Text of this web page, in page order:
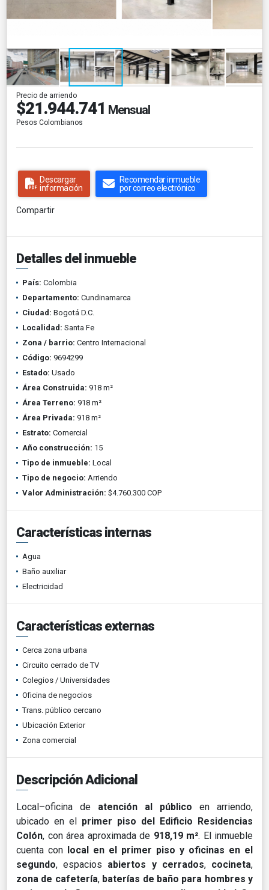
Precio de arriendo
$21.944.741 Mensual
Pesos Colombianos
Descargar
información
Recomendar inmueble
por correo electrónico
Compartir
Detalles del inmueble
País: Colombia
Departamento: Cundinamarca
Ciudad: Bogotá D.C.
Localidad: Santa Fe
Zona / barrio: Centro Internacional
Código: 9694299
Estado: Usado
Área Construida: 918 m²
Área Terreno: 918 m²
Área Privada: 918 m²
Estrato: Comercial
Año construcción: 15
Tipo de inmueble: Local
Tipo de negocio: Arriendo
Valor Administración: $4.760.300 COP
Características internas
Agua
Baño auxiliar
Electricidad
Características externas
Cerca zona urbana
Circuito cerrado de TV
Colegios / Universidades
Oficina de negocios
Trans. público cercano
Ubicación Exterior
Zona comercial
Descripción Adicional
Local–oficina de atención al público en arriendo,
ubicado en el primer piso del Edificio Residencias
Colón, con área aproximada de 918,19 m². El inmueble
cuenta con local en el primer piso y oficinas en el
segundo, espacios abiertos y cerrados, cocineta,
zona de cafetería, baterías de baño para hombres y